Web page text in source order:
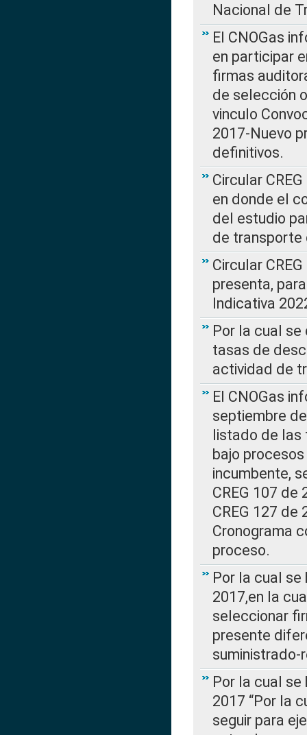
Nacional de
El CNOGas
en participar
firmas
de selección
vinculo
2017-Nuevo
definitivos.
Circular
en donde el
del estudio
de transporte
Circular
presenta,
Indicativa
Por la cual
tasas de
actividad de
El CNOGas
septiembre
listado de las
bajo
incumbente,
CREG 107
CREG 127 de
Cronograma
proceso.
Por la cual se
2017,en la
seleccionar
presente
Por la cual se
2017 “Por la
seguir para